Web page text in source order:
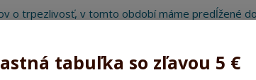
o trpezlivosť, v tomto období máme predĺžené
tabuľka so zľavou 5 €